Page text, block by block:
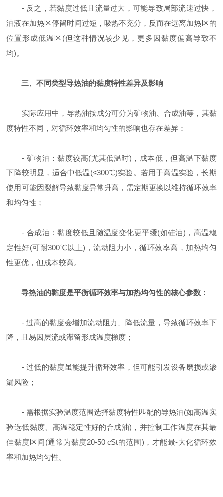
- 反之，若黏度过低且流量过大，可能导致局部流速过快，
油液在加热区停留时间过短，吸热不充分，反而在远离加热区的
位置形成低温区(但这种情况较少见，更多因黏度偏高导致不
均)。
三、不同类型导热油的黏度特性差异及影响
实际应用中，导热油按成分可分为矿物油、合成油等，其黏
度特性不同，对循环效率和均匀性的影响也存在差异：
- 矿物油：黏度较高(尤其低温时)，成本低，但高温下黏度
下降较明显，适合中低温(≤300℃)实验。若用于高温实验，长期
使用可能因裂解导致黏度异常升高，需定期更换以维持循环效率
和均匀性；
- 合成油：黏度较低且随温度变化更平缓(如硅油)，高温稳
定性好(可耐300℃以上)，流动阻力小，循环效率高，加热均匀
性更优，但成本较高。
导热油的黏度是平衡循环效率与加热均匀性的核心参数：
- 过高的黏度会增加流动阻力、降低流量，导致循环效率下
降，且易因层流或滞留形成温度梯度；
- 过低的黏度虽能提升循环效率，但可能引发设备磨损或渗
漏风险；
- 需根据实验温度范围选择黏度特性匹配的导热油(如高温实
验选低黏度、高温稳定性好的合成油)，并控制工作温度在其最
佳黏度区间(通常为黏度20-50 cSt的范围)，才能最-大化循环效
率和加热均匀性。